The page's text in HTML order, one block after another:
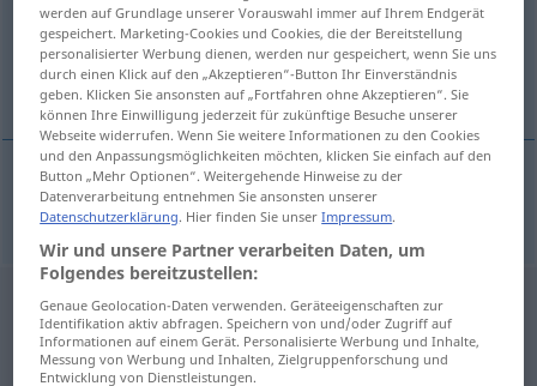
(Für mehr Details die Übersetzung anklicken/antippen)
anerkannt, approbiert
(staatlich)anerkannt,approbiertBeruf
werden auf Grundlage unserer Vorauswahl immer auf Ihrem Endgerät
gespeichert. Marketing-Cookies und Cookies, die der Bereitstellung
personalisierter Werbung dienen, werden nur gespeichert, wenn Sie uns
durch einen Klick auf den „Akzeptieren“-Button Ihr Einverständnis
geben. Klicken Sie ansonsten auf „Fortfahren ohne Akzeptieren“. Sie
können Ihre Einwilligung jederzeit für zukünftige Besuche unserer
Webseite widerrufen. Wenn Sie weitere Informationen zu den Cookies
und den Anpassungsmöglichkeiten möchten, klicken Sie einfach auf den
Button „Mehr Optionen“. Weitergehende Hinweise zu der
Datenverarbeitung entnehmen Sie ansonsten unserer
Datenschutzerklärung. Hier finden Sie unserImpressum.
Wir und unsere Partner verarbeiten Daten, um
Folgendes bereitzustellen:
Genaue Geolocation-Daten verwenden. Geräteeigenschaften zur
Identifikation aktiv abfragen. Speichern von und/oder Zugriff auf
Informationen auf einem Gerät. Personalisierte Werbung und Inhalte,
Messung von Werbung und Inhalten, Zielgruppenforschung und
Entwicklung von Dienstleistungen.